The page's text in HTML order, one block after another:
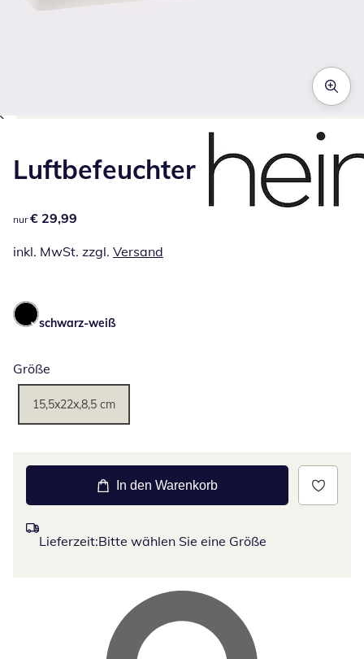
Luftbefeuchter
€ 29,99
nur € 29,99
inkl. MwSt. zzgl. Versand
schwarz-weiß
Größe
15,5x22x,8,5 cm
In den Warenkorb
Lieferzeit:Bitte wählen Sie eine Größe